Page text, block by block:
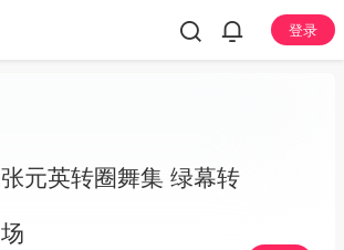
登录
张元英转圈舞集 绿幕转
场